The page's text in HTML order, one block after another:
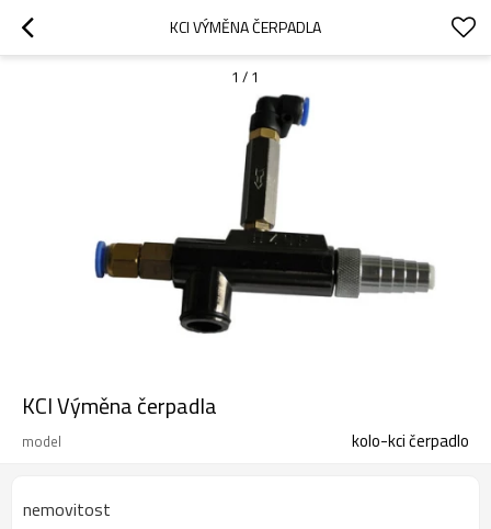
KCI VÝMĚNA ČERPADLA
1 / 1
KCI Výměna čerpadla
model kolo-kci čerpadlo
nemovitost